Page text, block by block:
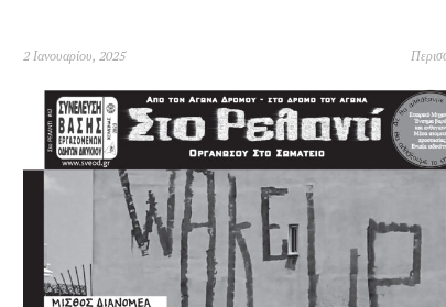
2 Ιανουαρίου, 2025